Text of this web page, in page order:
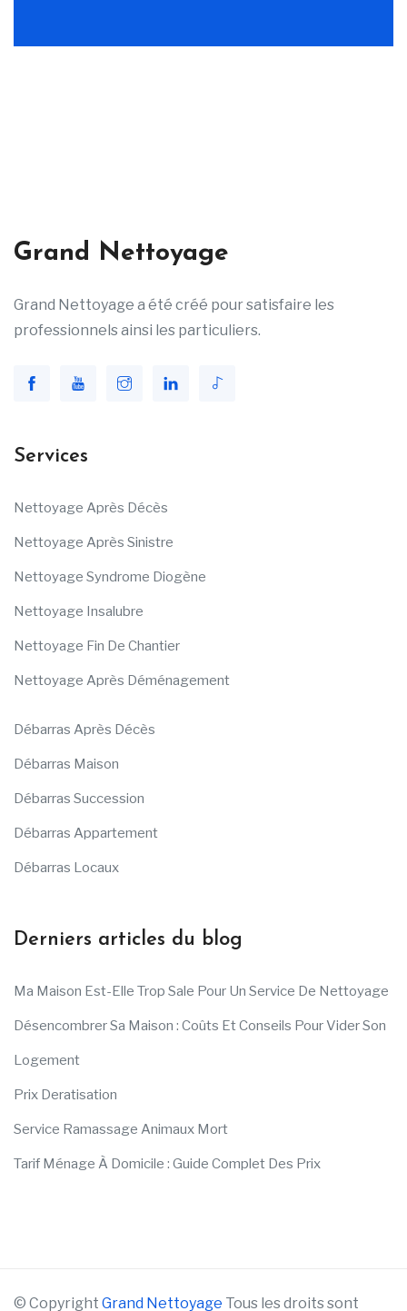
Grand Nettoyage
Grand Nettoyage a été créé pour satisfaire les
professionnels ainsi les particuliers.
Services
Nettoyage Après Décès
Nettoyage Après Sinistre
Nettoyage Syndrome Diogène
Nettoyage Insalubre
Nettoyage Fin De Chantier
Nettoyage Après Déménagement
Débarras Après Décès
Débarras Maison
Débarras Succession
Débarras Appartement
Débarras Locaux
Derniers articles du blog
Ma Maison Est-Elle Trop Sale Pour Un Service De Nettoyage
Désencombrer Sa Maison : Coûts Et Conseils Pour Vider Son
Logement
Prix Deratisation
Service Ramassage Animaux Mort
Tarif Ménage À Domicile : Guide Complet Des Prix
© Copyright Grand Nettoyage Tous les droits sont